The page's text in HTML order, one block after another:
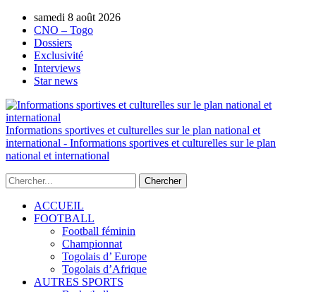
samedi 8 août 2026
CNO – Togo
Dossiers
Exclusivité
Interviews
Star news
Informations sportives et culturelles sur le plan national et
international - Informations sportives et culturelles sur le plan
national et international
ACCUEIL
FOOTBALL
Football féminin
Championnat
Togolais d’ Europe
Togolais d’Afrique
AUTRES SPORTS
AUTORISATION DE LA HAAC N°0134/